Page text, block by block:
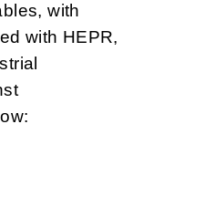
with
with HEPR,